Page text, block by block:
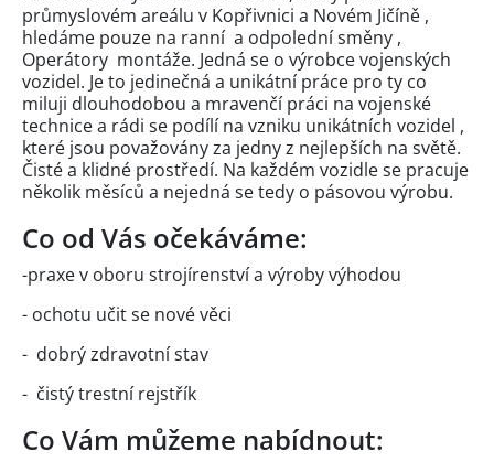
průmyslovém areálu v Kopřivnici a Novém Jičíně ,
hledáme pouze na ranní a odpolední směny ,
Operátory montáže. Jedná se o výrobce vojenských
vozidel. Je to jedinečná a unikátní práce pro ty co
miluji dlouhodobou a mravenčí práci na vojenské
technice a rádi se podílí na vzniku unikátních vozidel ,
které jsou považovány za jedny z nejlepších na světě.
Čisté a klidné prostředí. Na každém vozidle se pracuje
několik měsíců a nejedná se tedy o pásovou výrobu.
Co od Vás očekáváme:
-praxe v oboru strojírenství a výroby výhodou
- ochotu učit se nové věci
- dobrý zdravotní stav
- čistý trestní rejstřík
Co Vám můžeme nabídnout: